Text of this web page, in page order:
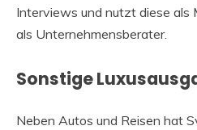
Interviews und nutzt diese als
als Unternehmensberater.
Sonstige
Neben Autos und Reisen hat